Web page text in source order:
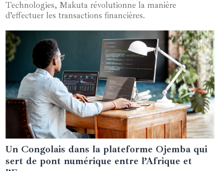
Technologies, Makuta révolutionne la manière
d’effectuer les transactions financières.
05 juin 2024
Un Congolais dans la plateforme Ojemba qui
sert de pont numérique entre l’Afrique et